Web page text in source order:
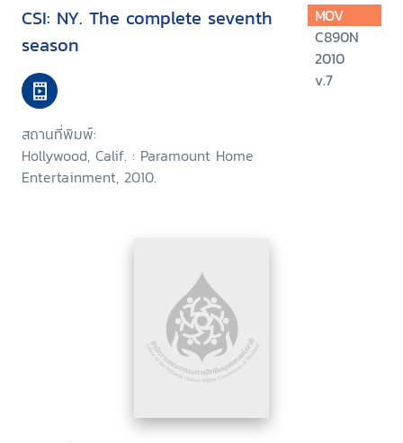
CSI: NY. The complete seventh
season
สถานที่พิมพ์:
Hollywood, Calif. : Paramount Home
Entertainment, 2010.
MOV
C890N
2010
v.7